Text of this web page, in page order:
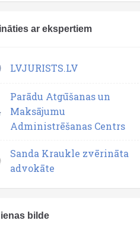
ar ekspertiem
LVJURISTS.LV
Parādu Atgūšanas un
Maksājumu
Administrēšanas Centrs
Sanda Kraukle zvērināta
advokāte
bilde